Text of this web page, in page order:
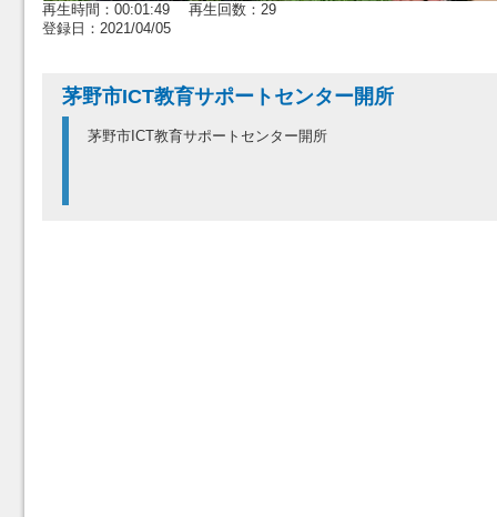
再生時間：00:01:49 再生回数：29
登録日：2021/04/05
茅野市ICT教育サポートセンター開所
茅野市ICT教育サポートセンター開所